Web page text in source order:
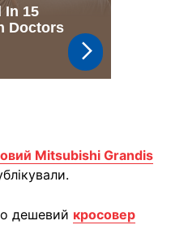
Mitsubishi Grandis
дешевий кросовер